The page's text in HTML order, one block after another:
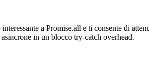
a Promise.all e ti consente di
in un blocco try-catch overhead.